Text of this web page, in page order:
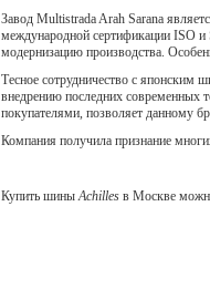
Завод Multistrada Arah Sarana
международной сертификации ISO и
модернизацию производства.
Тесное сотрудничество с японским
внедрению последних современных
покупателями, позволяет данному
Компания получила признание
Купить шиныAchilles в Москве